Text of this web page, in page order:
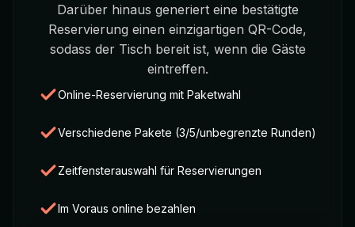
Darüber hinaus generiert eine bestätigte
Reservierung einen einzigartigen QR-Code,
sodass der Tisch bereit ist, wenn die Gäste
eintreffen.
Online-Reservierung mit Paketwahl
Verschiedene Pakete (3/5/unbegrenzte Runden)
Zeitfensterauswahl für Reservierungen
Im Voraus online bezahlen